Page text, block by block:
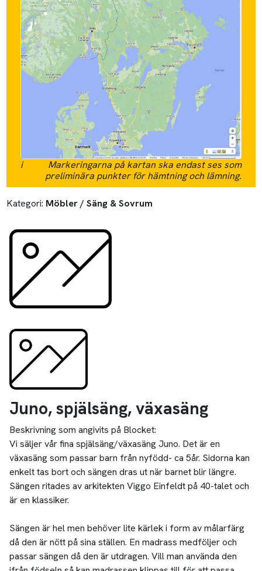
i
Markeringarna på kartan ska endast ses som
preliminära punkter för hämtning och lämning.
Kategori: Möbler / Säng & Sovrum
Juno, spjälsäng, växasäng
Beskrivning som angivits på Blocket:
Vi säljer vår fina spjälsäng/växasäng Juno. Det är en
växasäng som passar barn från nyfödd- ca 5år. Sidorna kan
enkelt tas bort och sängen dras ut när barnet blir längre.
Sängen ritades av arkitekten Viggo Einfeldt på 40-talet och
är en klassiker.
Sängen är hel men behöver lite kärlek i form av målarfärg
då den är nött på sina ställen. En madrass medföljer och
passar sängen då den är utdragen. Vill man använda den